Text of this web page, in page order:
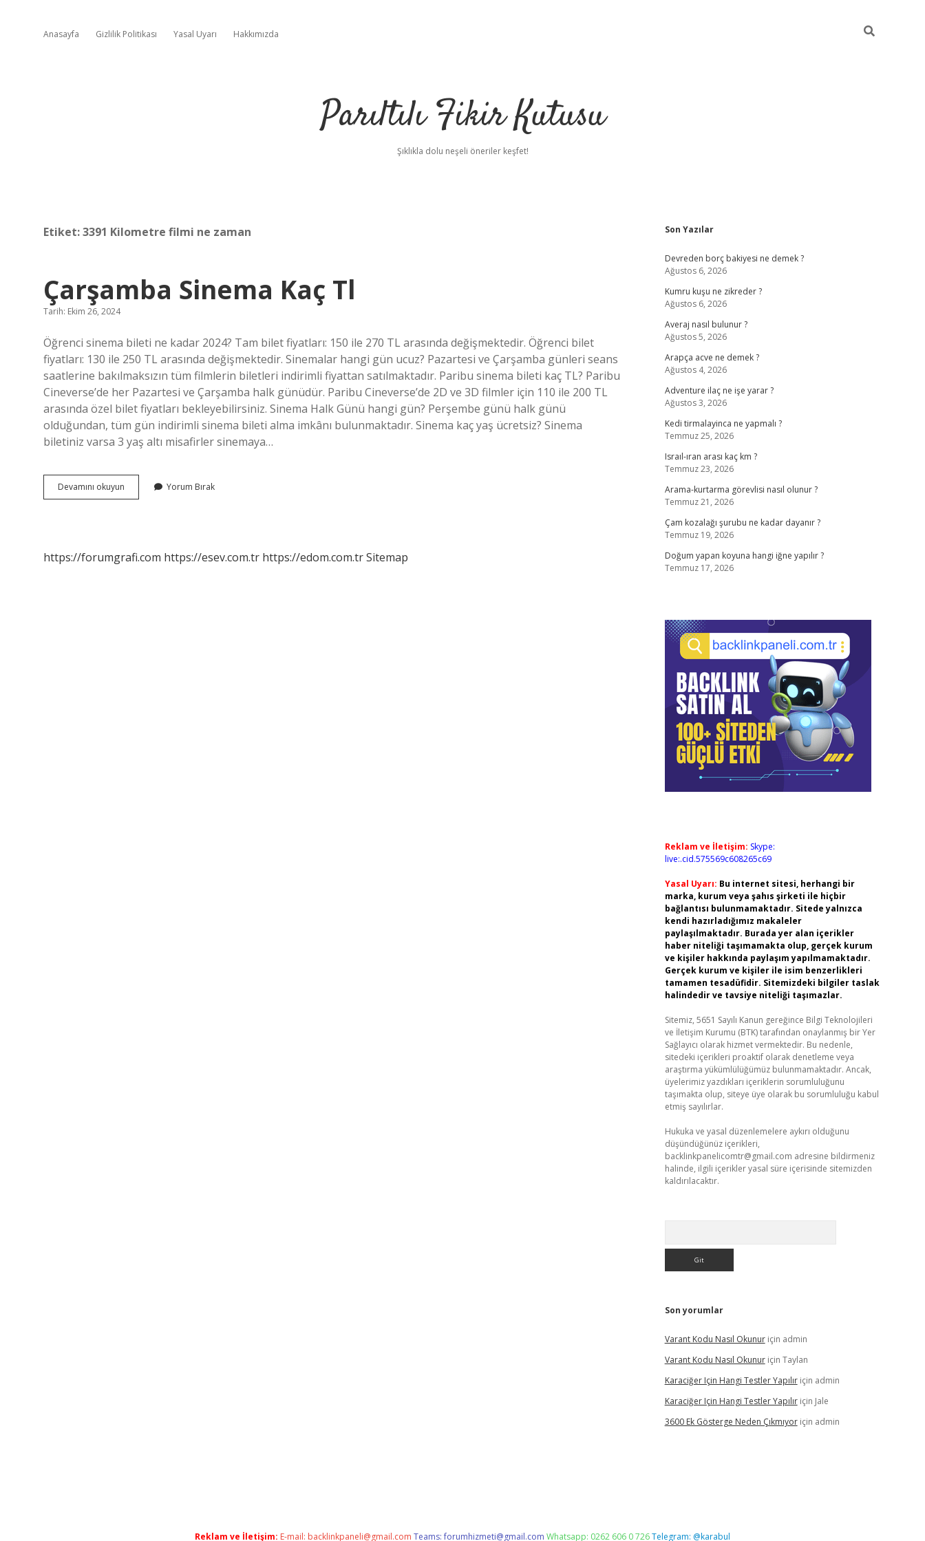
Anasayfa Gizlilik Politikası Yasal Uyarı Hakkımızda
Parıltılı Fikir Kutusu
Şıklıkla dolu neşeli öneriler keşfet!
Etiket:3391 Kilometre filmi ne zaman
Çarşamba Sinema Kaç Tl
Tarih: Ekim 26, 2024
Öğrenci sinema bileti ne kadar 2024? Tam bilet fiyatları: 150 ile 270 TL arasında değişmektedir. Öğrenci bilet
fiyatları: 130 ile 250 TL arasında değişmektedir. Sinemalar hangi gün ucuz? Pazartesi ve Çarşamba günleri seans
saatlerine bakılmaksızın tüm filmlerin biletleri indirimli fiyattan satılmaktadır. Paribu sinema bileti kaç TL? Paribu
Cineverse’de her Pazartesi ve Çarşamba halk günüdür. Paribu Cineverse’de 2D ve 3D filmler için 110 ile 200 TL
arasında özel bilet fiyatları bekleyebilirsiniz. Sinema Halk Günü hangi gün? Perşembe günü halk günü
olduğundan, tüm gün indirimli sinema bileti alma imkânı bulunmaktadır. Sinema kaç yaş ücretsiz? Sinema
biletiniz varsa 3 yaş altı misafirler sinemaya…
Devamını okuyun Çarşamba
Sinema
Yorum Bırak
https://forumgrafi.com https://esev.com.tr https://edom.com.trSitemap
Sidebar
Son Yazılar
Devreden borç bakiyesi ne demek ?
Ağustos 6, 2026
Kumru kuşu ne zikreder ?
Ağustos 6, 2026
Averaj nasıl bulunur ?
Ağustos 5, 2026
Arapça acve ne demek ?
Ağustos 4, 2026
Adventure ilaç ne işe yarar ?
Ağustos 3, 2026
Kedi tirmalayinca ne yapmalı ?
Temmuz 25, 2026
Israıl-ıran arası kaç km ?
Temmuz 23, 2026
Arama-kurtarma görevlisi nasıl olunur ?
Temmuz 21, 2026
Çam kozalağı şurubu ne kadar dayanır ?
Temmuz 19, 2026
Doğum yapan koyuna hangi iğne yapılır ?
Temmuz 17, 2026
Reklam ve İletişim: Skype:
live:.cid.575569c608265c69
Yasal Uyarı: Bu internet sitesi, herhangi bir
marka, kurum veya şahıs şirketi ile hiçbir
bağlantısı bulunmamaktadır. Sitede yalnızca
kendi hazırladığımız makaleler
paylaşılmaktadır. Burada yer alan içerikler
haber niteliği taşımamakta olup, gerçek kurum
ve kişiler hakkında paylaşım yapılmamaktadır.
Gerçek kurum ve kişiler ile isim benzerlikleri
tamamen tesadüfidir. Sitemizdeki bilgiler taslak
halindedir ve tavsiye niteliği taşımazlar.
Sitemiz, 5651 Sayılı Kanun gereğince Bilgi Teknolojileri
ve İletişim Kurumu (BTK) tarafından onaylanmış bir Yer
Sağlayıcı olarak hizmet vermektedir. Bu nedenle,
sitedeki içerikleri proaktif olarak denetleme veya
araştırma yükümlülüğümüz bulunmamaktadır. Ancak,
üyelerimiz yazdıkları içeriklerin sorumluluğunu
taşımakta olup, siteye üye olarak bu sorumluluğu kabul
etmiş sayılırlar.
Hukuka ve yasal düzenlemelere aykırı olduğunu
düşündüğünüz içerikleri,
backlinkpanelicomtr@gmail.com adresine bildirmeniz
halinde, ilgili içerikler yasal süre içerisinde sitemizden
kaldırılacaktır.
Son yorumlar
Varant Kodu Nasıl Okunuriçin admin
Varant Kodu Nasıl Okunuriçin Taylan
Karaciğer Için Hangi Testler Yapılıriçin admin
Karaciğer Için Hangi Testler Yapılıriçin Jale
3600 Ek Gösterge Neden Çıkmıyoriçin admin
Reklam ve İletişim: E-mail: backlinkpaneli@gmail.com Teams:forumhizmeti@gmail.com Whatsapp: 0262 606 0 726Telegram: @karabul